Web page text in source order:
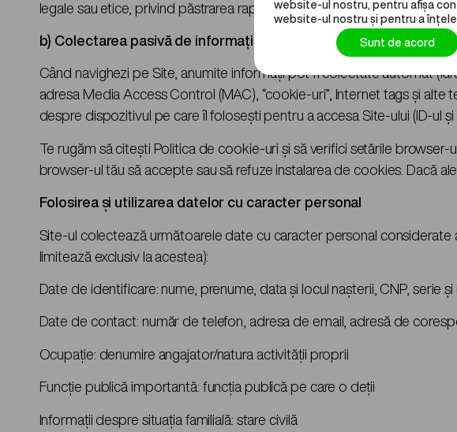
legale sau etice, privind păstrarea raportărilor și a documentației.
b) Colectarea pasivă de informații
Când navighezi pe Site, anumite informații pot fi colectate automat
adresa Media Access Control (MAC), “cookie-uri”, Internet tags și
despre dispozitivul pe care îl folosești pentru a accesa Site-ului (ID-ul
Te rugăm să citești Politica de cookie-uri și să verifici setările
browser-ul tău să accepte sau să refuze instalarea de cookies. Dacă
Folosirea și utilizarea datelor cu caracter personal
Site-ul colectează următoarele date cu caracter personal
limitează exclusiv la acestea):
Date de identificare: nume, prenume, data și locul nașterii, CNP, serie
Date de contact: număr de telefon, adresa de email, adresă de
Ocupație: denumire angajator/natura activității proprii
Funcție publică importantă: funcția publică pe care o deții
Informații despre situația familială: stare civilă
website-ul nostru, pentru afișa
website-ul nostru și pentru a
Sunt de acord